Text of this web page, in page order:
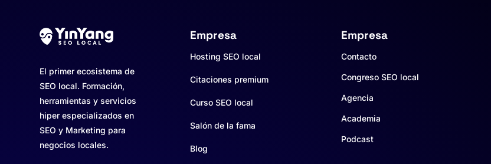
El primer ecosistema de
SEO local. Formación,
herramientas y servicios
hiper especializados en
SEO y Marketing para
negocios locales.
Empresa
Hosting SEO local
Citaciones premium
Curso SEO local
Salón de la fama
Blog
Empresa
Contacto
Congreso SEO local
Agencia
Academia
Podcast